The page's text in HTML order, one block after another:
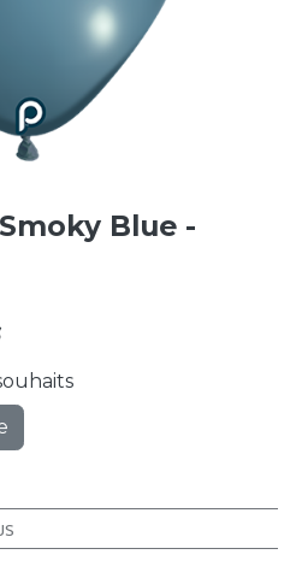
Blue -